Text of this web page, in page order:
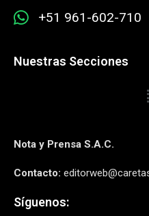
+51 961-602-710
Nuestras Secciones
Nota y Prensa S.A.C.
Contacto:
Síguenos: